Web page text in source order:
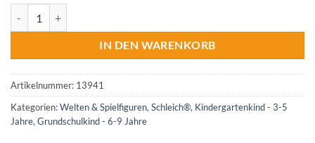
IN DEN WARENKORB
Artikelnummer: 13941
Kategorien:Welten & Spielfiguren, Schleich®, Kindergartenkind - 3-5
Jahre, Grundschulkind - 6-9 Jahre